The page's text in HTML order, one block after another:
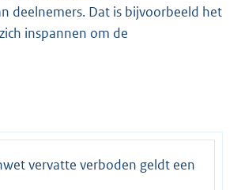
deelnemers. Dat is bijvoorbeeld het
inspannen om de
vervatte verboden geldt een